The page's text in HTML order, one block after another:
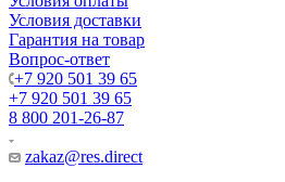
Условия доставки
Гарантия на товар
Вопрос-ответ
+7 920 501 39 65
+7 920 501 39 65
8 800 201-26-87
zakaz@res.direct